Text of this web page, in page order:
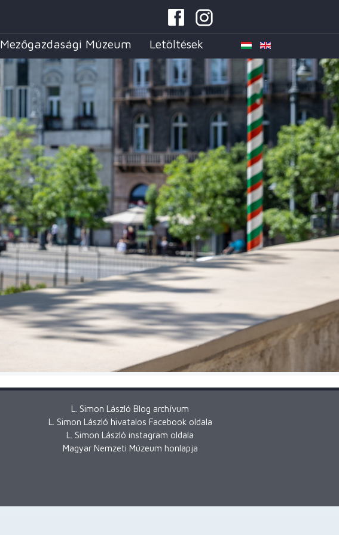
Mezőgazdasági Múzeum Letöltések
L. Simon László Blog archívum
L. Simon László hivatalos Facebook oldala
L. Simon László instagram oldala
Magyar Nemzeti Múzeum honlapja